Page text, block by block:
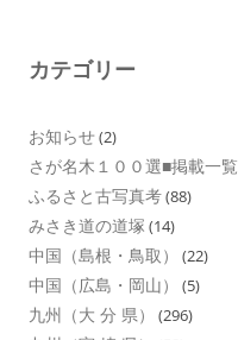
カテゴリー
お知らせ(2)
さが名木１００選■掲載一覧
ふるさと古写真考(88)
みさき道の道塚 (14)
中国（島根・鳥取） (22)
中国（広島・岡山） (5)
九州（大 分 県） (296)